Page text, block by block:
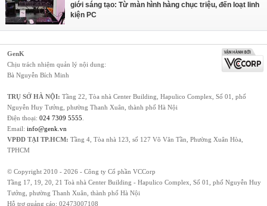
giới sáng tạo: Từ màn hình hàng chục triệu, đến loạt linh
kiện PC
GenK
Chịu trách nhiệm quản lý nội dung:
Bà Nguyễn Bích Minh
TRỤ SỞ HÀ NỘI: Tầng 22, Tòa nhà Center Building, Hapulico Complex, Số 01, phố
Nguyễn Huy Tưởng, phường Thanh Xuân, thành phố Hà Nội
Điện thoại: 024 7309 5555
Email: info@genk.vn
VPĐD TẠI TP.HCM: Tầng 4, Tòa nhà 123, số 127 Võ Văn Tần, Phường Xuân Hòa,
TPHCM
© Copyright 2010 - 2026 - Công ty Cổ phần VCCorp
Tầng 17, 19, 20, 21 Toà nhà Center Building - Hapulico Complex, Số 01, phố Nguyễn Huy
Tưởng, phường Thanh Xuân, thành phố Hà Nội
Hỗ trợ quảng cáo: 02473007108